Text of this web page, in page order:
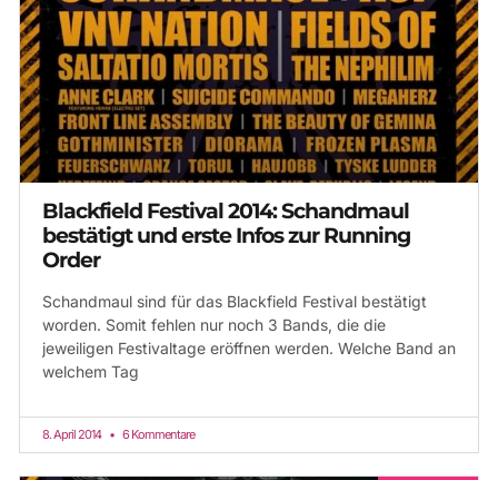
Blackfield Festival 2014: Schandmaul
bestätigt und erste Infos zur Running
Order
Schandmaul sind für das Blackfield Festival bestätigt
worden. Somit fehlen nur noch 3 Bands, die die
jeweiligen Festivaltage eröffnen werden. Welche Band an
welchem Tag
8. April 2014 6 Kommentare